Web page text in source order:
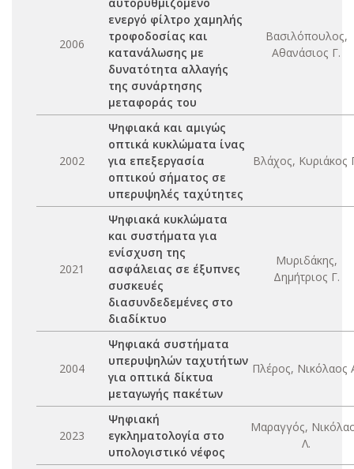
2006
ενεργό φίλτρο χαμηλής
τροφοδοσίας και
κατανάλωσης με
δυνατότητα αλλαγής
της συνάρτησης
μεταφοράς του
Βασιλόπουλος,
Αθανάσιος Γ.
2002
Ψηφιακά και αμιγώς
οπτικά κυκλώματα ίνας
για επεξεργασία
οπτικού σήματος σε
υπερυψηλές ταχύτητες
Βλάχος, Κυριάκος
2021
Ψηφιακά κυκλώματα
και συστήματα για
ενίσχυση της
ασφάλειας σε έξυπνες
συσκευές
διασυνδεδεμένες στο
διαδίκτυο
Μυριδάκης,
Δημήτριος Γ.
2004
Ψηφιακά συστήματα
υπερυψηλών ταχυτήτων
για οπτικά δίκτυα
μεταγωγής πακέτων
Πλέρος, Νικόλαος
2023
Ψηφιακή
εγκληματολογία στο
υπολογιστικό νέφος
Μαραγγός,
Λ.